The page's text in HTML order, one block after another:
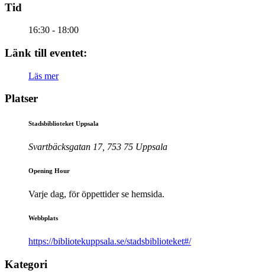
Tid
16:30 - 18:00
Länk till eventet:
Läs mer
Platser
Stadsbiblioteket Uppsala
Svartbäcksgatan 17, 753 75 Uppsala
Opening Hour
Varje dag, för öppettider se hemsida.
Webbplats
https://bibliotekuppsala.se/stadsbiblioteket#/
Kategori